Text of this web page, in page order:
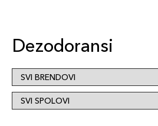
Dezodoransi